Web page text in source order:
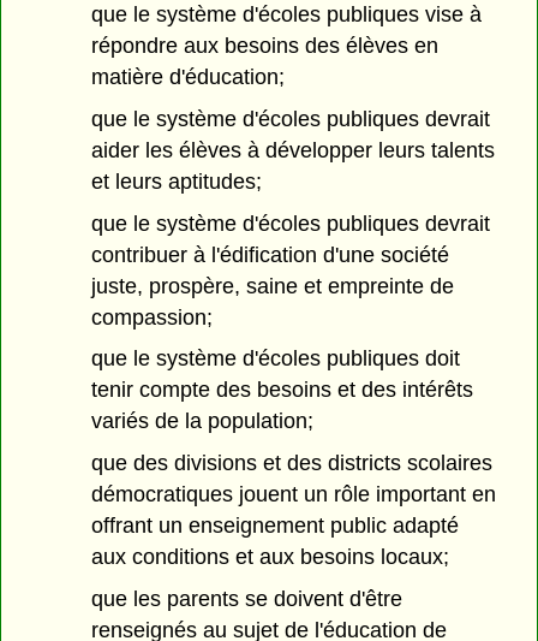
que le système d'écoles publiques vise à
répondre aux besoins des élèves en
matière d'éducation;
que le système d'écoles publiques devrait
aider les élèves à développer leurs talents
et leurs aptitudes;
que le système d'écoles publiques devrait
contribuer à l'édification d'une société
juste, prospère, saine et empreinte de
compassion;
que le système d'écoles publiques doit
tenir compte des besoins et des intérêts
variés de la population;
que des divisions et des districts scolaires
démocratiques jouent un rôle important en
offrant un enseignement public adapté
aux conditions et aux besoins locaux;
que les parents se doivent d'être
renseignés au sujet de l'éducation de